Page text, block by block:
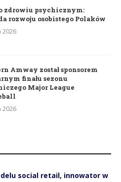
zdrowiu psychicznym:
rozwoju osobistego Polaków
2026
Amway został sponsorem
finału sezonu
Major League
2026
social retail, innowator w